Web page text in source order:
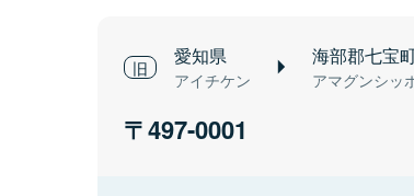
愛知県
アイチケン
海部郡七宝
アマグンシッ
497-0001